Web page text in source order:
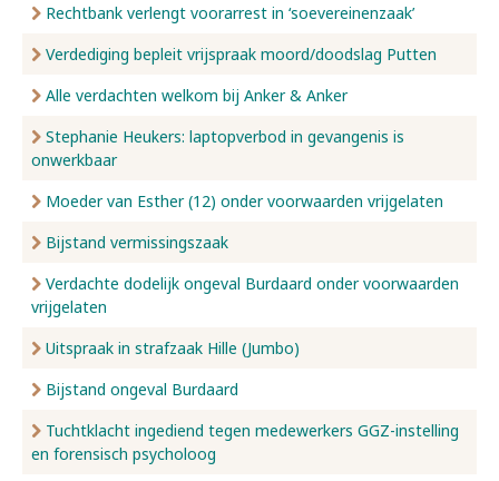
Rechtbank verlengt voorarrest in ‘soevereinenzaak’
Verdediging bepleit vrijspraak moord/doodslag Putten
Alle verdachten welkom bij Anker & Anker
Stephanie Heukers: laptopverbod in gevangenis is
onwerkbaar
Moeder van Esther (12) onder voorwaarden vrijgelaten
Bijstand vermissingszaak
Verdachte dodelijk ongeval Burdaard onder voorwaarden
vrijgelaten
Uitspraak in strafzaak Hille (Jumbo)
Bijstand ongeval Burdaard
Tuchtklacht ingediend tegen medewerkers GGZ-instelling
en forensisch psycholoog